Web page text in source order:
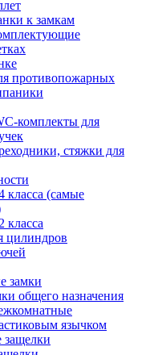
к замкам
противопожарных
комплекты для
стяжки для
(самые
цилиндров
замки
общего назначения
язычком
защелки